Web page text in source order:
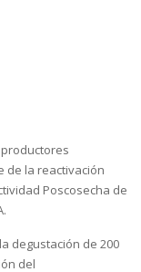
de la reactivación
Poscosecha de
degustación de 200
del